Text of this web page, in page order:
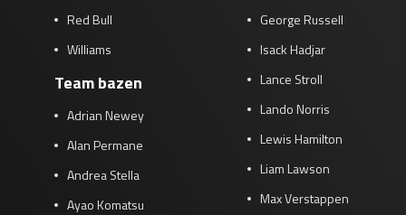
Red Bull
Williams
Team bazen
Adrian Newey
Alan Permane
Andrea Stella
Ayao Komatsu
George Russell
Isack Hadjar
Lance Stroll
Lando Norris
Lewis Hamilton
Liam Lawson
Max Verstappen